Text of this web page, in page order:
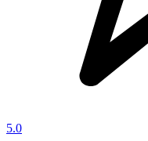
5.0